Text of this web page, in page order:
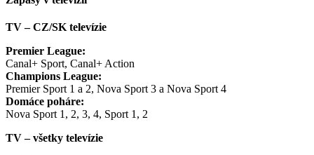
TV – CZ/SK televízie
Premier League:
Canal+ Sport, Canal+ Action
Champions League:
Premier Sport 1 a 2, Nova Sport 3 a Nova Sport 4
Domáce poháre:
Nova Sport 1, 2, 3, 4, Sport 1, 2
TV – všetky televízie